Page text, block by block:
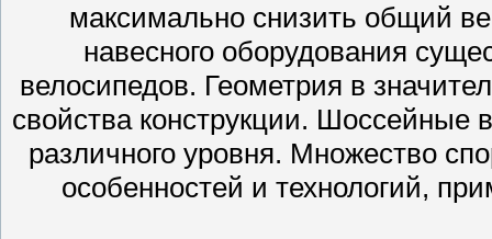
максимально снизить общий
навесного оборудования
велосипедов. Геометрия в
свойства конструкции. Шоссейные
различного уровня. Множество
особенностей и технологий,